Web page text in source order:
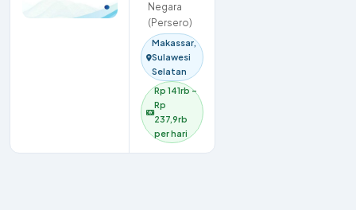
Negara
(Persero)
Makassar,
Sulawesi
Selatan
Rp 141rb –
Rp
237,9rb
per hari